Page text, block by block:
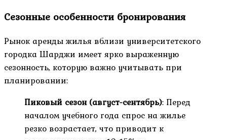
Сезонные особенности бронирования
Рынок аренды жилья вблизи университетского
городка Шарджи имеет ярко выраженную
сезонность, которую важно учитывать при
планировании:
Пиковый сезон (август-сентябрь): Перед
началом учебного года спрос на жилье
резко возрастает, что приводит к